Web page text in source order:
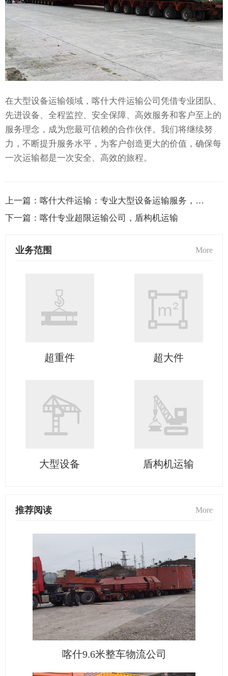
在大型设备运输领域，喀什大件运输公司凭借专业团队、
先进设备、全程监控、安全保障、高效服务和客户至上的
服务理念，成为您最可信赖的合作伙伴。我们将继续努
力，不断提升服务水平，为客户创造更大的价值，确保每
一次运输都是一次安全、高效的旅程。
上一篇： 喀什大件运输：专业大型设备运输服务，安全高效
下一篇： 喀什专业超限运输公司，盾构机运输
业务范围 More
超重件 超大件
大型设备 盾构机运输
推荐阅读 More
喀什9.6米整车物流公司